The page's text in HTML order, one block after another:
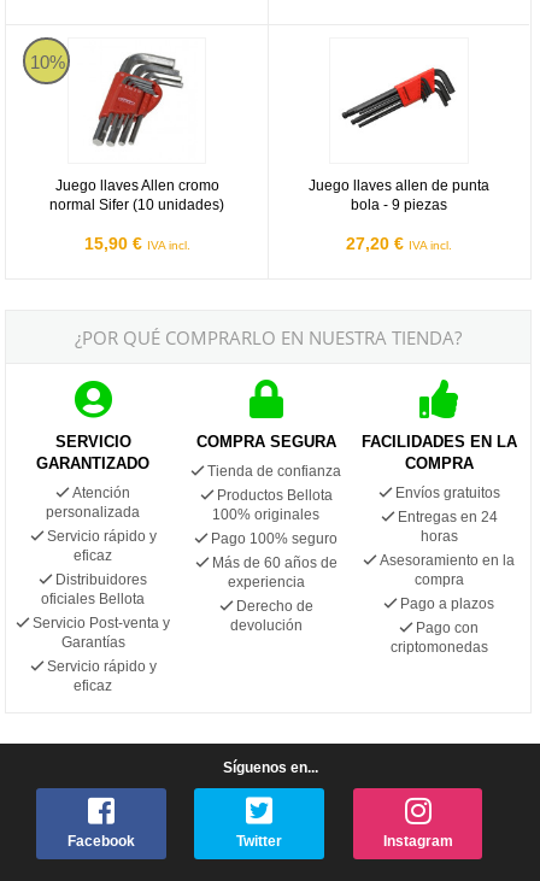
10%
Juego llaves Allen cromo
normal Sifer (10 unidades)
15,90 € IVA incl.
Juego llaves Allen cromo normal Sifer (10 unidades)
Juego llaves allen de punta
bola - 9 piezas
27,20 € IVA incl.
¿POR QUÉ COMPRARLO EN NUESTRA TIENDA?
SERVICIO
GARANTIZADO
Atención
personalizada
Servicio rápido y
eficaz
Distribuidores
oficiales Bellota
Servicio Post-venta y
Garantías
Servicio rápido y
eficaz
COMPRA SEGURA
Tienda de confianza
Productos Bellota
100% originales
Pago 100% seguro
Más de 60 años de
experiencia
Derecho de
devolución
FACILIDADES EN LA
COMPRA
Envíos gratuitos
Entregas en 24
horas
Asesoramiento en la
compra
Pago a plazos
Pago con
criptomonedas
Síguenos en...
Facebook Twitter Instagram